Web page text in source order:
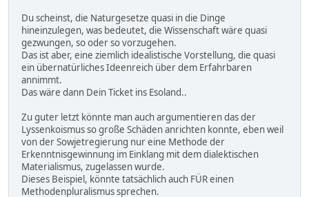
Du scheinst, die Naturgesetze quasi in die Dinge
hineinzulegen, was bedeutet, die Wissenschaft wäre quasi
gezwungen, so oder so vorzugehen.
Das ist aber, eine ziemlich idealistische Vorstellung, die quasi
ein übernatürliches Ideenreich über dem Erfahrbaren
annimmt.
Das wäre dann Dein Ticket ins Esoland..
Zu guter letzt könnte man auch argumentieren das der
Lyssenkoismus so große Schäden anrichten konnte, eben weil
von der Sowjetregierung nur eine Methode der
Erkenntnisgewinnung im Einklang mit dem dialektischen
Materialismus, zugelassen wurde.
Dieses Beispiel, könnte tatsächlich auch FÜR einen
Methodenpluralismus sprechen.